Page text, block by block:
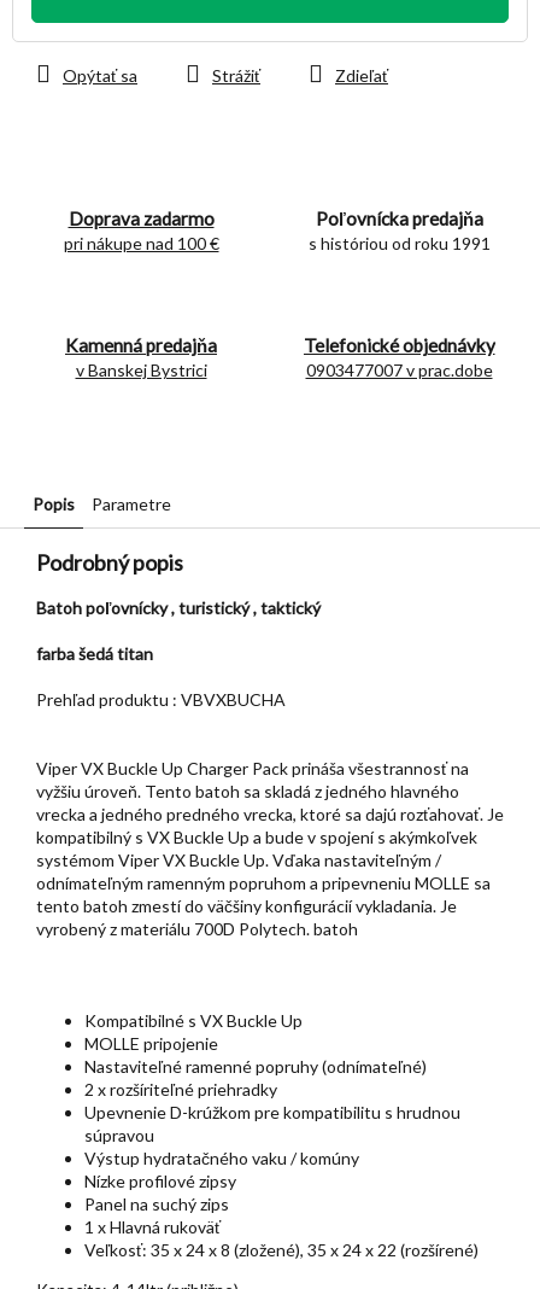
Doprava zadarmo
pri nákupe nad 100 €
Poľovnícka predajňa
s históriou od roku 1991
Kamenná predajňa
v Banskej Bystrici
Telefonické objednávky
0903477007 v prac.dobe
Opýtať sa Strážiť Zdieľať
Popis Parametre
Podrobný popis
Batoh poľovnícky , turistický , taktický
farba šedá titan
Prehľad produktu : VBVXBUCHA
Viper VX Buckle Up Charger Pack prináša všestrannosť na
vyžšiu úroveň. Tento batoh sa skladá z jedného hlavného
vrecka a jedného predného vrecka, ktoré sa dajú rozťahovať. Je
kompatibilný s VX Buckle Up a bude v spojení s akýmkoľvek
systémom Viper VX Buckle Up. Vďaka nastaviteľným /
odnímateľným ramenným popruhom a pripevneniu MOLLE sa
tento batoh zmestí do väčšiny konfigurácií vykladania. Je
vyrobený z materiálu 700D Polytech. batoh
Kompatibilné s VX Buckle Up
MOLLE pripojenie
Nastaviteľné ramenné popruhy (odnímateľné)
2 x rozšíriteľné priehradky
Upevnenie D-krúžkom pre kompatibilitu s hrudnou
súpravou
Výstup hydratačného vaku / komúny
Nízke profilové zipsy
Panel na suchý zips
1 x Hlavná rukoväť
Veľkosť: 35 x 24 x 8 (zložené), 35 x 24 x 22 (rozšírené)